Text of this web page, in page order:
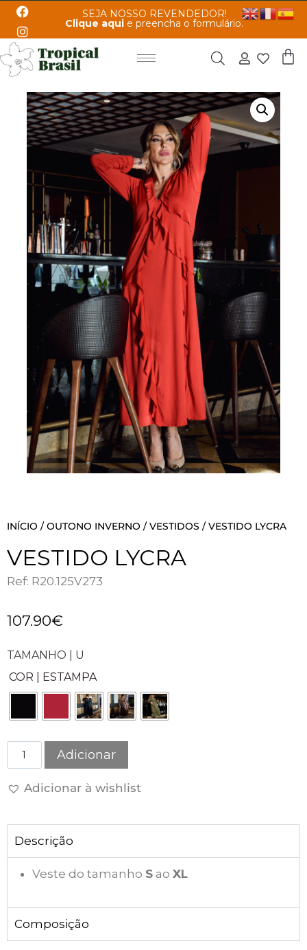
SEJA NOSSO REVENDEDOR!
Clique aqui e preencha o formulário.
INÍCIO /OUTONO INVERNO /VESTIDOS / VESTIDO LYCRA
VESTIDO LYCRA
Ref: R20.125V273
107.90€
TAMANHO | U
COR | ESTAMPA
Adicionar
Adicionar à wishlist
Descrição
Veste do tamanho Sao XL
Composição